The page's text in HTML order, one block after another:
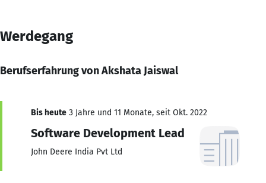
Werdegang
Berufserfahrung von Akshata Jaiswal
Bis heute 3 Jahre und 11 Monate, seit Okt. 2022
Software Development Lead
John Deere India Pvt Ltd